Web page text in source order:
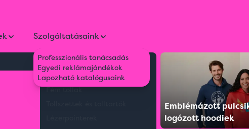
Környezetbarát tollak
Műanyag tollak
Fém tollak
Emblémázott
logózott hoodiek
Szolgáltatásaink
Professzionális tanácsadás
Egyedi reklámajándékok
Lapozható katalógusaink
Karácsonyi mintás karton doboz közepes